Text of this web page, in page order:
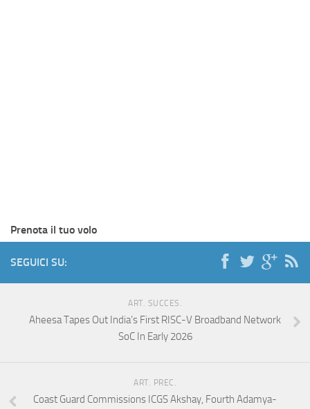
Prenota il tuo volo
SEGUICI SU:
ART. SUCCES.
Aheesa Tapes Out India’s First RISC-V Broadband Network
SoC In Early 2026
ART. PREC.
Coast Guard Commissions ICGS Akshay, Fourth Adamya-